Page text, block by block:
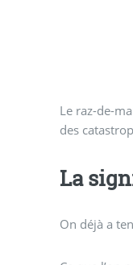
Le raz-de-
des
La
On déjà a